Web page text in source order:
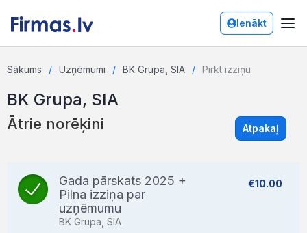
Ienākt
Sākums Uzņēmumi BK Grupa, SIA Pirkt izziņu
BK Grupa, SIA
Ātrie norēķini Atpakaļ
€10.00
Gada pārskats 2025 +
Pilna izziņa par
uzņēmumu
BK Grupa, SIA